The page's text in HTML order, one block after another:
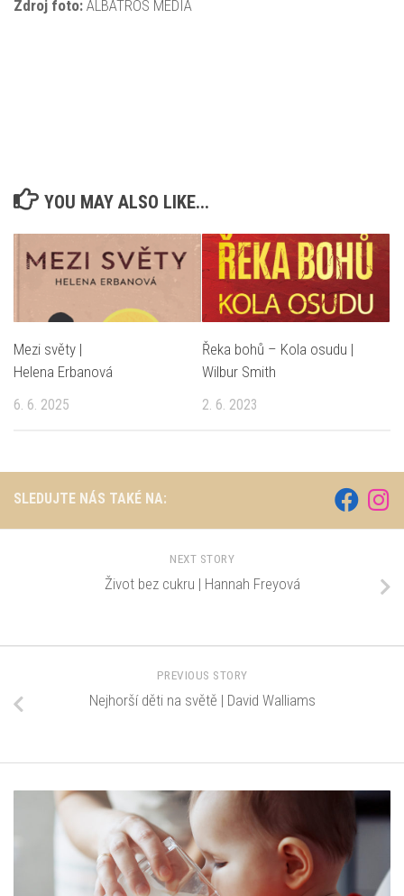
Zdroj foto: ALBATROS MEDIA
YOU MAY ALSO LIKE...
Mezi světy |
Helena Erbanová
6. 6. 2025
Řeka bohů – Kola osudu |
Wilbur Smith
2. 6. 2023
SLEDUJTE NÁS TAKÉ NA:
NEXT STORY
Život bez cukru | Hannah Freyová
PREVIOUS STORY
Nejhorší děti na světě | David Walliams